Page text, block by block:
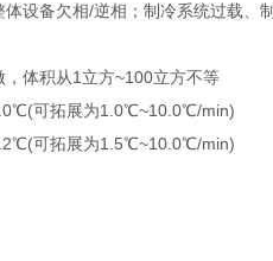
设备欠相/逆相；制冷系统过载、
体积从1立方~100立方不等
可拓展为1.0℃~10.0℃/min)
可拓展为1.5℃~10.0℃/min)